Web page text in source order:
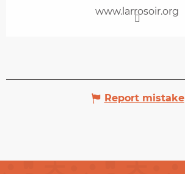
www.larrosoir.org
Report mistake